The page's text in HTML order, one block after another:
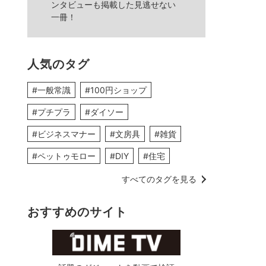
ンタビューも掲載した見逃せない
一冊！
人気のタグ
#一般常識 #100円ショップ
#プチプラ #ダイソー
#ビジネスマナー #文房具 #雑貨
#ペットゥモロー #DIY #住宅
すべてのタグを見る
おすすめのサイト